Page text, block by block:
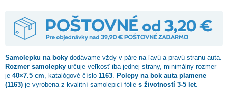
Samolepku na boky dodávame vždy v páre na ľavú a pravú stranu auta.
Rozmer samolepky určuje veľkosť iba jednej strany, minimálny rozmer
je 40×7.5 cm , katalógové číslo 1163
Polepy na bok auta plamene
(1163) je vyrobena z kvalitní samolepicí fólie s životností 3-5 let.